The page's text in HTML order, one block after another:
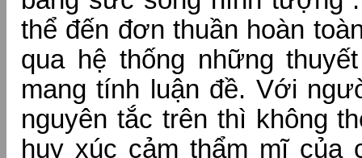
thể đến đơn thuần hoàn
qua hệ thống những
mang tính luận đề. Với
nguyên tắc trên thì không
huy xúc cảm thẩm mĩ của